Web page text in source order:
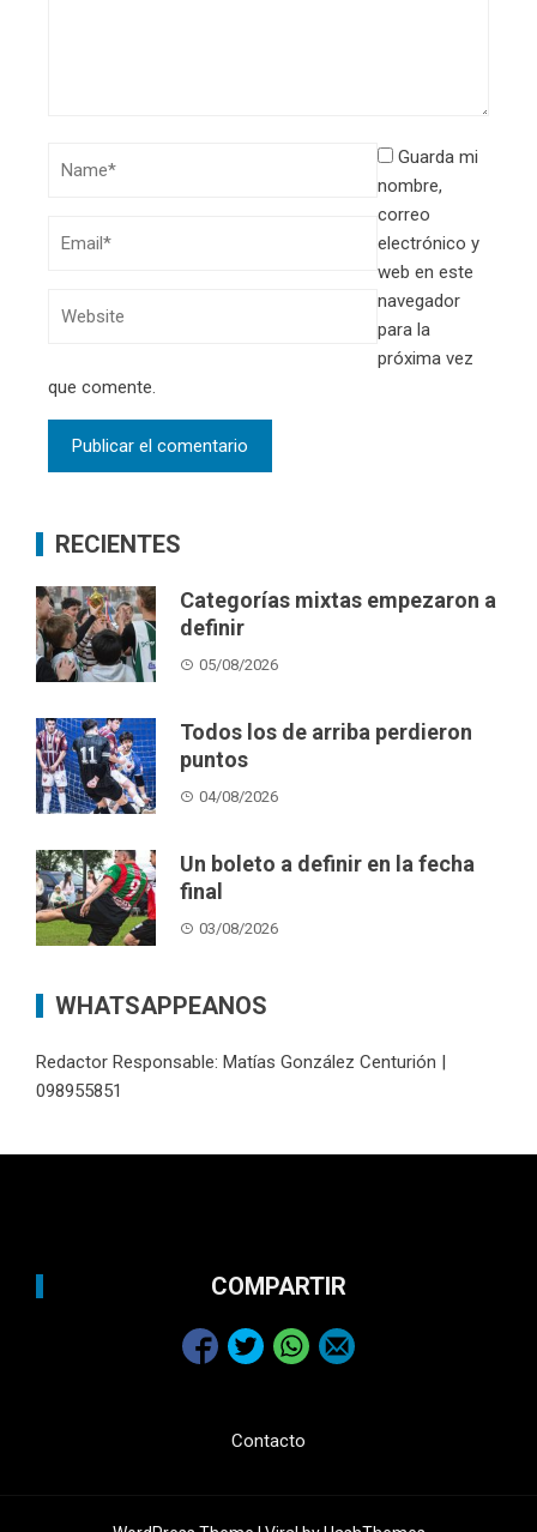
Guarda mi
nombre,
correo
electrónico y
web en este
navegador
para la
próxima vez
que comente.
RECIENTES
Categorías mixtas empezaron a
definir
05/08/2026
Todos los de arriba perdieron
puntos
04/08/2026
Un boleto a definir en la fecha
final
03/08/2026
WHATSAPPEANOS
Redactor Responsable: Matías González Centurión |
098955851
COMPARTIR
Contacto